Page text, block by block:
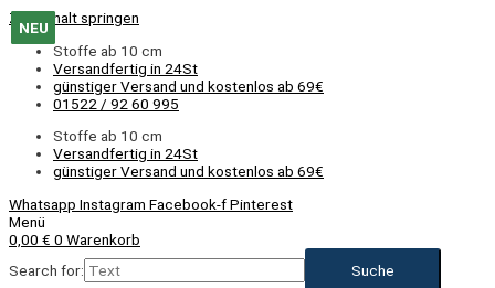
Zum Inhalt springen
Stoffe ab 10 cm
Versandfertig in 24St
günstiger Versand und kostenlos ab 69€
01522 / 92 60 995
Stoffe ab 10 cm
Versandfertig in 24St
günstiger Versand und kostenlos ab 69€
Whatsapp Instagram Facebook-fPinterest
Menü
0,00 € 0 Warenkorb
Search for:
NEU
NEU
NEU
NEU
NEU
NEU
NEU
NEU
NEU
NEU
NEU
NEU